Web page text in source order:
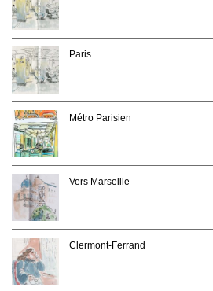
Paris
Métro Parisien
Vers Marseille
Clermont-Ferrand